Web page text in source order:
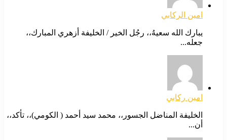
امين الركابي
يبارك الله سعيهُ،، رجُل الخير / الخليفة أزهري المبارك،،
جعله...
امين ركابي
الخليفة المناضل الجسور،، محمد سيد أحمد ( الكومي)،، تأكد،،
أن...